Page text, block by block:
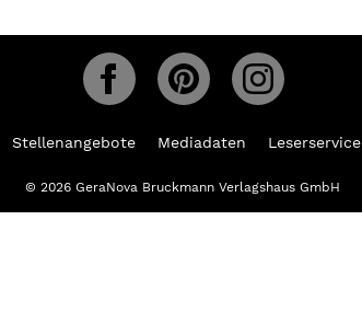
Stellenangebote Mediadaten Leserservice
© 2026 GeraNova Bruckmann Verlagshaus GmbH